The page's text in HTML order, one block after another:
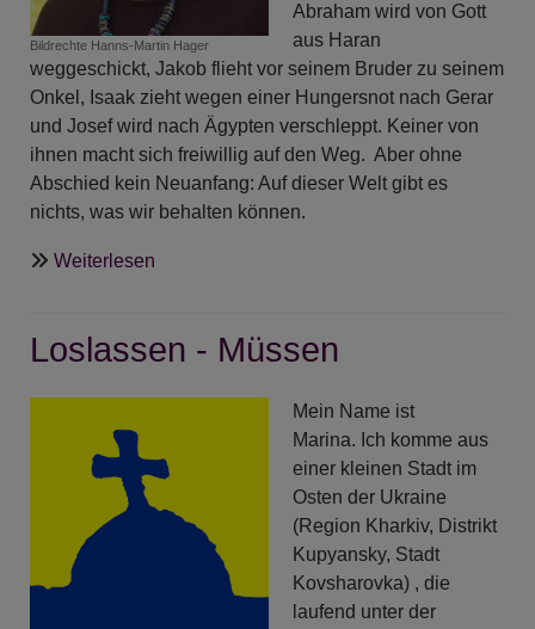
Bildrechte Hanns-Martin Hager
Abraham wird von Gott
aus Haran
weggeschickt, Jakob flieht vor seinem Bruder zu seinem
Onkel, Isaak zieht wegen einer Hungersnot nach Gerar
und Josef wird nach Ägypten verschleppt. Keiner von
ihnen macht sich freiwillig auf den Weg. Aber ohne
Abschied kein Neuanfang: Auf dieser Welt gibt es
nichts, was wir behalten können.
Weiterlesen
Voraussetzung
Veränderung
Loslassen - Müssen
Mein Name ist
Marina. Ich komme aus
einer kleinen Stadt im
Osten der Ukraine
(Region Kharkiv, Distrikt
Kupyansky, Stadt
Kovsharovka) , die
laufend unter der